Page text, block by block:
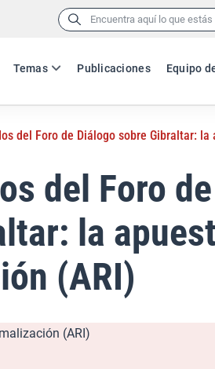
Buscar:
Temas Publicaciones Equipo
del Foro de Diálogo sobre Gibraltar:
del Foro
la
(ARI)